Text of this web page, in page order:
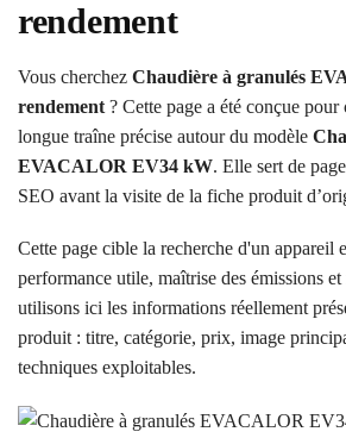
rendement
Vous cherchez Chaudière à granulés
rendement ? Cette page a été conçue pour
longue traîne précise autour du modèle
EVACALOR EV34 kW. Elle sert de
SEO avant la visite de la fiche produit
Cette page cible la recherche d'un appareil
performance utile, maîtrise des émissions
utilisons ici les informations réellement
produit : titre, catégorie, prix, image
techniques exploitables.